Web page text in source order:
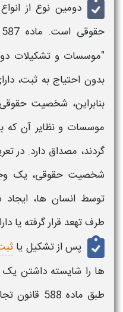
دومین نوع از
حقوقی است. ماده 587
"موسسات و تشکیلات
بدون احتیاج به ثبت،
بنابراین، شخصیت
موسسات و نظایر آن که
گردند، مصداق دارد. در
شخصیت حقوقی، یک
توسط انسان ها، ایجاد
طرف تهعد قرار گرفته یا
پس از تشکیل یا
ها را شایسته داشتن
طبق ماده 588 قانون تجارت،